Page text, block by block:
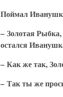
Поймал
– Золотая
остался
– Как же так,
– Так ты же